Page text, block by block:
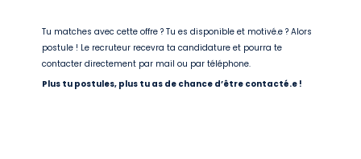
Tu matches avec cette offre ? Tu es disponible et motivé.e ? Alors
postule ! Le recruteur recevra ta candidature et pourra te
contacter directement par mail ou par téléphone.
Plus tu postules, plus tu as de chance d’être contacté.e !